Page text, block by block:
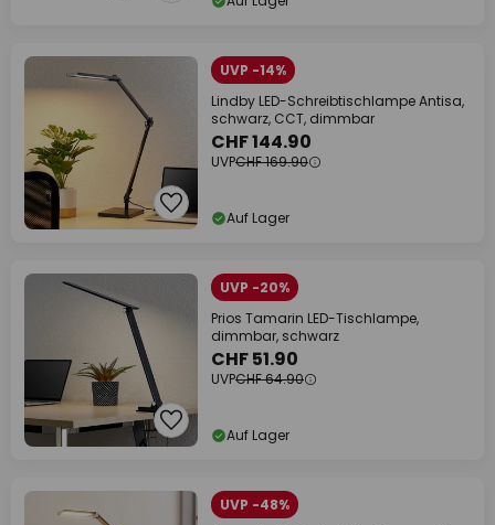
UVP -14%
Lindby LED-Schreibtischlampe Antisa,
schwarz, CCT, dimmbar
CHF 144.90
UVPCHF 169.90
Auf Lager
UVP -20%
Prios Tamarin LED-Tischlampe,
dimmbar, schwarz
CHF 51.90
UVPCHF 64.90
Auf Lager
UVP -48%